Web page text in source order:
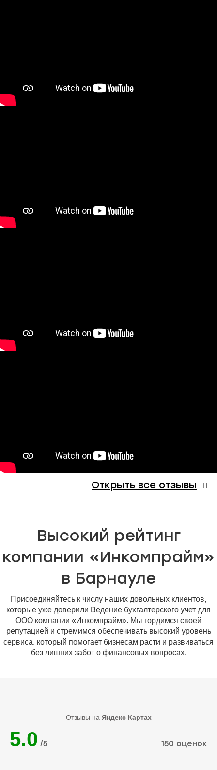
Открыть все отзывы
Высокий рейтинг
компании «Инкомпрайм»
в Барнауле
Присоединяйтесь к числу наших довольных клиентов,
которые уже доверили Ведение бухгалтерского учет для
ООО компании «Инкомпрайм». Мы гордимся своей
репутацией и стремимся обеспечивать высокий уровень
сервиса, который помогает бизнесам расти и развиваться
без лишних забот о финансовых вопросах.
Отзывы на Яндекс Картах
5.0 /5 150 оценок